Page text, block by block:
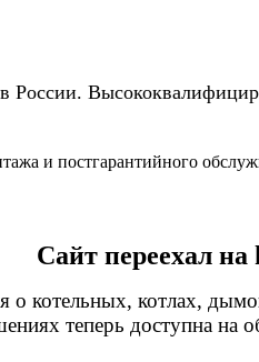
России.
и постгарантийного
Сайт переехал на
о котельных, котлах,
теперь доступна на